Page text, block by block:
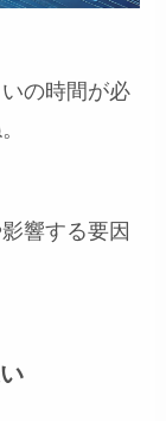
の時間が必
響する要因